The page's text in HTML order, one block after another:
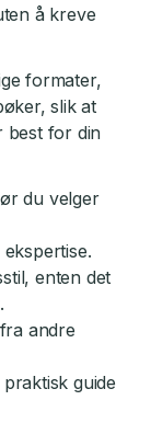
å kreve
formater,
slik at
best for din
du velger
enten det
andre
guide